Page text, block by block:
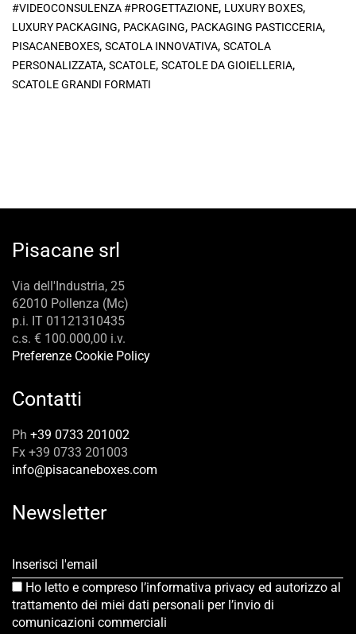
#VIDEOCONSULENZA #PROGETTAZIONE, LUXURY BOXES,
LUXURY PACKAGING, PACKAGING, PACKAGING PASTICCERIA,
PISACANEBOXES, SCATOLA INNOVATIVA, SCATOLA
PERSONALIZZATA, SCATOLE, SCATOLE DA GIOIELLERIA,
SCATOLE GRANDI FORMATI
Pisacane srl
Via dell'Industria, 25
62010 Pollenza (Mc)
p.i. IT 01121310435
c.s. € 100.000,00 i.v.
Preferenze Cookie Policy
Contatti
Ph +39 0733 201002
Fx +39 0733 201003
info@pisacaneboxes.com
Newsletter
Inserisci l'email
Ho letto e compreso l’informativa privacy ed autorizzo al
trattamento dei miei dati personali per l’invio di
comunicazioni commerciali